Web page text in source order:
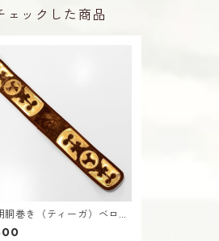
ェックした商品
胴巻き（ティーガ）ベロア
戸紐付き さんしん